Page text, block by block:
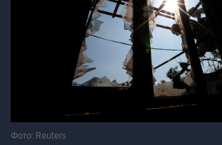
Фото: Reuters